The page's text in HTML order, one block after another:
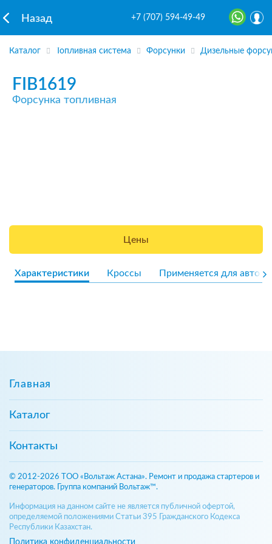
Назад +7 (707) 594-49-49
Каталог Топливная система Форсунки Дизельные
FIB1619
Форсунка топливная
Цены
Характеристики Кроссы Применяется для авто
Главная
Каталог
Контакты
© 2012-2026 ТОО «Вольтаж Астана». Ремонт и продажа стартеров и
генераторов. Группа компаний Вольтаж™.
Информация на данном сайте не является публичной офертой,
определяемой положениями Статьи 395 Гражданского Кодекса
Республики Казахстан.
Политика конфиденциальности